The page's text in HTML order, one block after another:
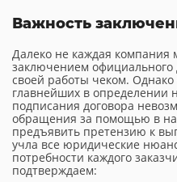
Важность
Далеко не каждая компания
заключением официального
своей работы чеком. Однако
главнейших в определении
подписания договора
обращения за помощью в
предъявить претензию к
учла все юридические
потребности каждого
подтверждаем: